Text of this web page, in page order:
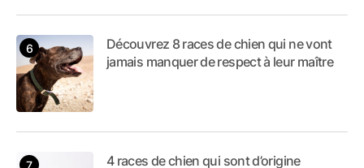
Découvrez 8 races de chien qui ne vont
jamais manquer de respect à leur maître
4 races de chien qui sont d’origine